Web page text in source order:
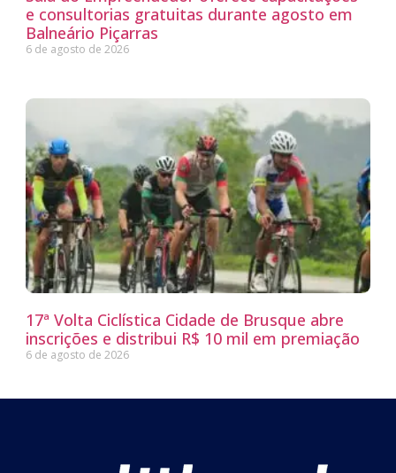
e consultorias gratuitas durante agosto em
Balneário Piçarras
6 de agosto de 2026
17ª Volta Ciclística Cidade de Brusque abre
inscrições e distribui R$ 10 mil em premiação
6 de agosto de 2026